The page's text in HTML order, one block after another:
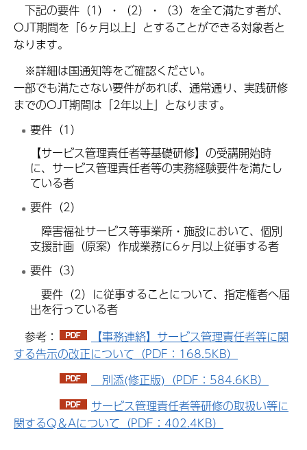
下記の要件（1）・（2）・（3）を全て満たす者が、
OJT期間を「6ヶ月以上」とすることができる対象者と
なります。
※詳細は国通知等をご確認ください。
一部でも満たさない要件があれば、通常通り、実践研修
までのOJT期間は「2年以上」となります。
要件（1）
【サービス管理責任者等基礎研修】の受講開始時
に、サービス管理責任者等の実務経験要件を満たし
ている者
要件（2）
障害福祉サービス等事業所・施設において、個別
支援計画（原案）作成業務に6ヶ月以上従事する者
要件（3）
要件（2）に従事することについて、指定権者へ届
出を行っている者
参考：
【事務連絡】サービス管理責任者等に関
する告示の改正について（PDF：168.5KB）
別添(修正版)（PDF：584.6KB）
サービス管理責任者等研修の取扱い等に
関するQ＆Aについて（PDF：402.4KB）